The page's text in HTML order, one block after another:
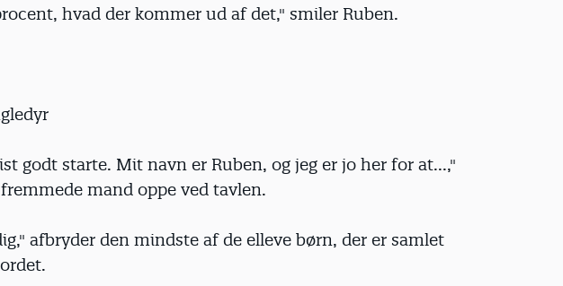
hvad der kommer ud af det," smiler Ruben.
godt starte. Mit navn er Ruben, og jeg er jo her for at...,"
mand oppe ved tavlen.
afbryder den mindste af de elleve børn, der er samlet